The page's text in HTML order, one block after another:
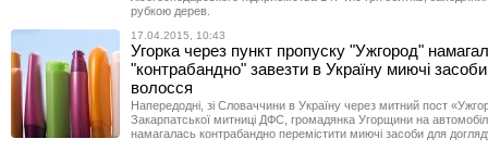
рубкою дерев.
17.04.2015, 10:43
Угорка через пункт пропуску "Ужгород"
"контрабандно" завезти в Україну миючі
волосся
Напередодні, зі Словаччини в Україну через митний пост
Закарпатської митниці ДФС, громадянка Угорщини на
намагалась контрабандно перемістити миючі засоби для